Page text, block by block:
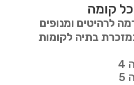
קומה
לרהיטים ומנופים
בתיה לקומות